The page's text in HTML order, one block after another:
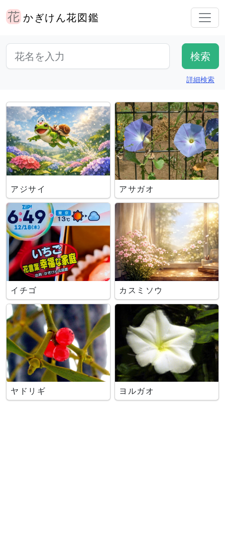
かぎけん花図鑑
詳細検索
アジサイ アサガオ
イチゴ カスミソウ
ヤドリギ ヨルガオ